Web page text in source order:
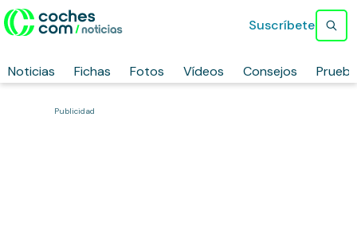
Noticias Fichas Fotos Vídeos Consejos
Suscríbete
Publicidad